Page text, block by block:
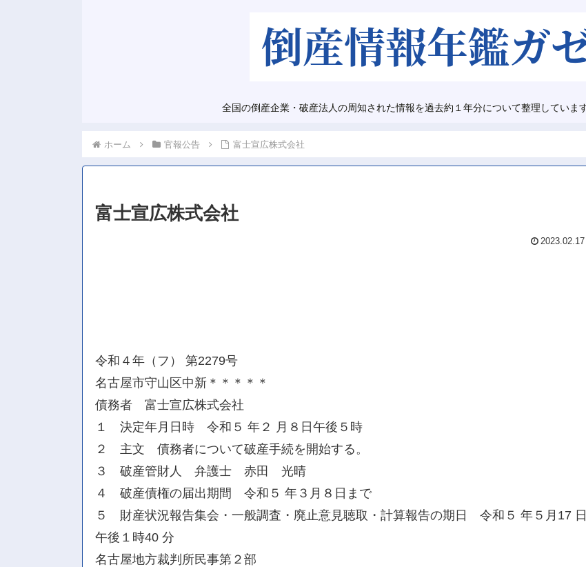
全国の倒産企業・破産法人の周知された情報を過去約１年分について整理していま
ホーム 官報公告 富士宣広株式会社
富士宣広株式会社
2023.02.17
令和４年（フ） 第2279号
名古屋市守山区中新＊＊＊＊＊
債務者 富士宣広株式会社
１ 決定年月日時 令和５ 年２ 月８日午後５時
２ 主文 債務者について破産手続を開始する。
３ 破産管財人 弁護士 赤田 光晴
４ 破産債権の届出期間 令和５ 年３月８日まで
５ 財産状況報告集会・一般調査・廃止意見聴取・計算報告の期日 令和５ 年５月17 日
午後１時40 分
名古屋地方裁判所民事第２部